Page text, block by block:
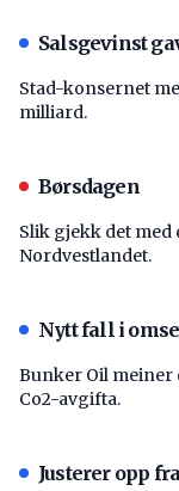
Salsgevinst
Stad-konsernet
milliard.
Børsdagen
Slik gjekk det med
Nordvestlandet.
Nytt fall i
Bunker Oil meiner
Co2-avgifta.
Justerer opp